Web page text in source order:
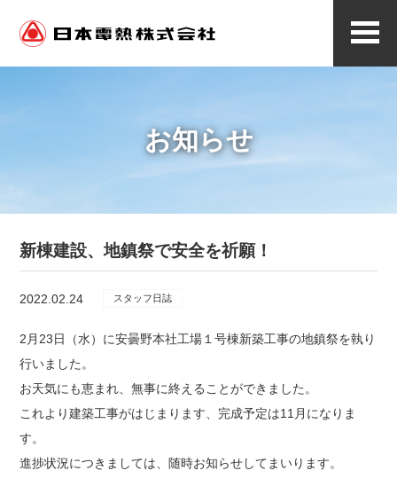
メ
ニ
お知らせ
新棟建設、地鎮祭で安全を祈願！
2022.02.24 スタッフ日誌
2月23日（水）に安曇野本社工場１号棟新築工事の地鎮祭を執り
行いました。
お天気にも恵まれ、無事に終えることができました。
これより建築工事がはじまります、完成予定は11月になりま
す。
進捗状況につきましては、随時お知らせしてまいります。